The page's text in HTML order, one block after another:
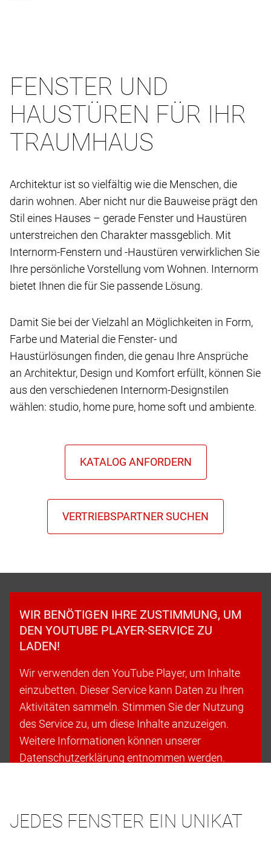
FENSTER UND
HAUSTÜREN FÜR IHR
TRAUMHAUS
Architektur ist so vielfältig wie die Menschen, die
darin wohnen. Aber nicht nur die Bauweise prägt den
Stil eines Hauses – gerade Fenster und Haustüren
unterstreichen den Charakter massgeblich. Mit
Internorm-Fenstern und -Haustüren verwirklichen Sie
Ihre persönliche Vorstellung vom Wohnen. Internorm
bietet Ihnen die für Sie passende Lösung.
Damit Sie bei der Vielzahl an Möglichkeiten in Form,
Farbe und Material die Fenster- und
Haustürlösungen finden, die genau Ihre Ansprüche
an Architektur, Design und Komfort erfüllt, können Sie
aus den verschiedenen Internorm-Designstilen
wählen: studio, home pure, home soft und ambiente.
WIR BENÖTIGEN IHRE ZUSTIMMUNG, UM
DEN YOUTUBE PLAYER-SERVICE ZU
LADEN!
Wir verwenden den YouTube Player, um Inhalte
einzubetten. Dieser Service kann Daten zu Ihren
Aktivitäten sammeln. Stimmen Sie der Nutzung
des Service zu, um diese Inhalte anzuzeigen.
Weitere Informationen können unserer
Datenschutzerklärung entnommen werden.
JEDES FENSTER EIN UNIKAT